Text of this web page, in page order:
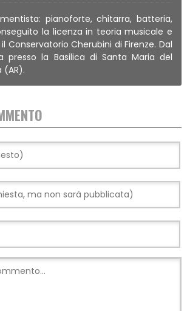
pianoforte, chitarra, batteria,
la licenza in teoria musicale e
Conservatorio Cherubini di Firenze. Dal
presso la Basilica di Santa Maria del
(AR).